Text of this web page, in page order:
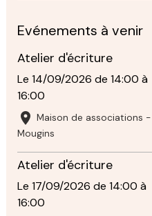
Evénements à venir
Atelier d'écriture
Le 14/09/2026 de 14:00 à
16:00
Maison de associations -
Mougins
Atelier d'écriture
Le 17/09/2026 de 14:00 à
16:00